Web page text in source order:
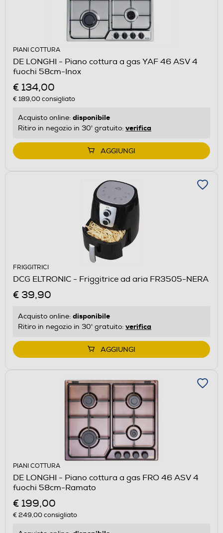
PIANI COTTURA
DE LONGHI - Piano cottura a gas YAF 46 ASV 4
fuochi 58cm-Inox
€ 134,00
€ 189,00consigliato
Acquisto online: disponibile
Ritiro in negozio in 30' gratuito: verifica
AGGIUNGI
FRIGGITRICI
DCG ELTRONIC - Friggitrice ad aria FR3505-NERA
€ 39,90
Acquisto online: disponibile
Ritiro in negozio in 30' gratuito: verifica
AGGIUNGI
PIANI COTTURA
DE LONGHI - Piano cottura a gas FRO 46 ASV 4
fuochi 58cm-Ramato
€ 199,00
€ 249,00consigliato